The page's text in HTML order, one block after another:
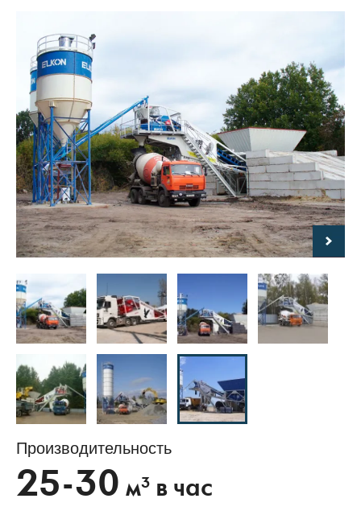
Производительность
25-30 м3 в час